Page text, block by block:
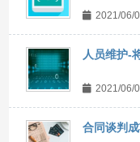
2021/06/
人员维护-
2021/06/
合同谈判